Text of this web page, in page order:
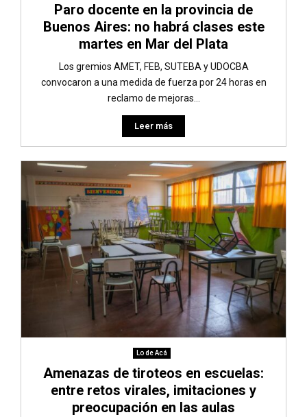
Paro docente en la provincia de
Buenos Aires: no habrá clases este
martes en Mar del Plata
Los gremios AMET, FEB, SUTEBA y UDOCBA
convocaron a una medida de fuerza por 24 horas en
reclamo de mejoras...
Leer más
Lo de Acá
Amenazas de tiroteos en escuelas:
entre retos virales, imitaciones y
preocupación en las aulas